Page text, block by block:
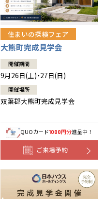
住まいの探検フェア
大熊町完成見学会
開催期間
9月26日(土)・27日(日)
開催場所
双葉郡大熊町完成見学会
QUOカード1000円分進呈中！
ご来場予約